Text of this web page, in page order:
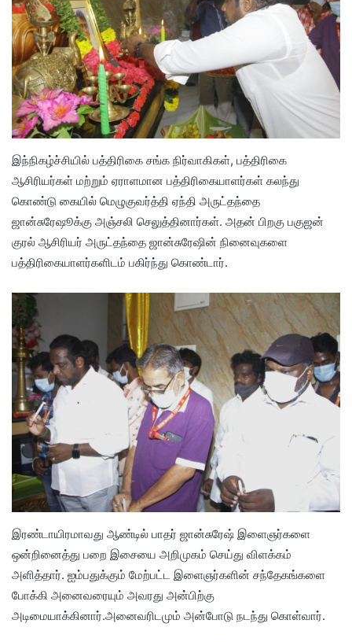
இந்நிகழ்ச்சியில் பத்திரிகை சங்க நிர்வாகிகள், பத்திரிகை
ஆசிரியர்கள் மற்றும் ஏராளமான பத்திரிகையாளர்கள் கலந்து
கொண்டு கையில் மெழுகுவர்த்தி ஏந்தி அருட்தந்தை
ஜான்சுரேஷூக்கு அஞ்சலி செலுத்தினார்கள். அதன் பிறகு பகுஜன்
குரல் ஆசிரியர் அருட்தந்தை ஜான்சுரேஷின் நினைவுகளை
பத்திரிகையாளர்களிடம் பகிர்ந்து கொண்டார்.
இரண்டாயிரமாவது ஆண்டில் பாதர் ஜான்சுரேஷ் இளைஞர்களை
ஒன்றினைத்து பறை இசையை அறிமுகம் செய்து விளக்கம்
அளித்தார். ஐம்பதுக்கும் மேற்பட்ட இளைஞர்களின் சந்தேகங்களை
போக்கி அனைவரையும் அவரது அன்பிற்கு
அடிமையாக்கினார்.அனைவரிடமும் அன்போடு நடந்து கொள்வார்.